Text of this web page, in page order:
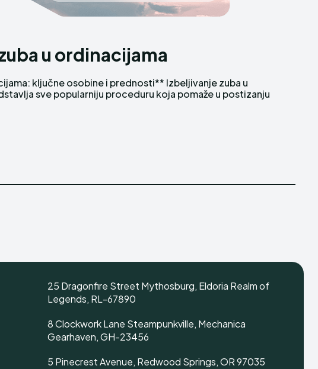
u ordinacijama
osobine i prednosti** Izbeljivanje zuba u
sve popularniju proceduru koja pomaže u postizanju
25 Dragonfire Street Mythosburg, Eldoria Realm of
Legends, RL-67890
8 Clockwork Lane Steampunkville, Mechanica
Gearhaven, GH-23456
5 Pinecrest Avenue, Redwood Springs, OR 97035